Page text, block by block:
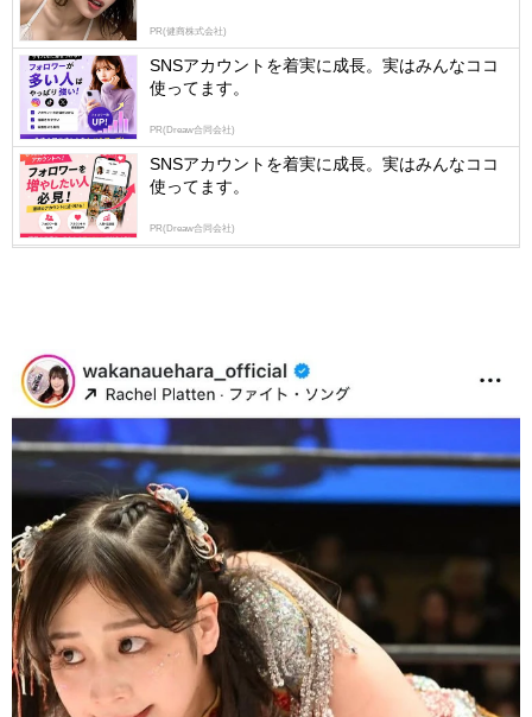
PR(健商株式会社)
SNSアカウントを着実に成長。実はみんなココ
使ってます。
PR(Dreaw合同会社)
SNSアカウントを着実に成長。実はみんなココ
使ってます。
PR(Dreaw合同会社)